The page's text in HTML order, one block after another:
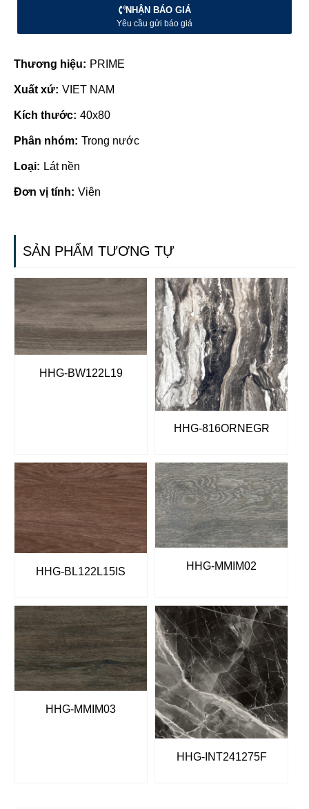
NHẬN BÁO GIÁ
Yêu cầu gửi báo giá
Thương hiệu: PRIME
Xuất xứ: VIET NAM
Kích thước: 40x80
Phân nhóm: Trong nước
Loại: Lát nền
Đơn vị tính: Viên
SẢN PHẨM TƯƠNG TỰ
HHG-BW122L19
HHG-816ORNEGR
HHG-BL122L15IS HHG-MMIM02
HHG-MMIM03
HHG-INT241275F